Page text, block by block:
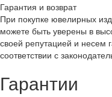
Гарантия и возврат
При покупке ювелирных
можете быть уверены в
своей репутацией и несем
соответствии с
Гарантии